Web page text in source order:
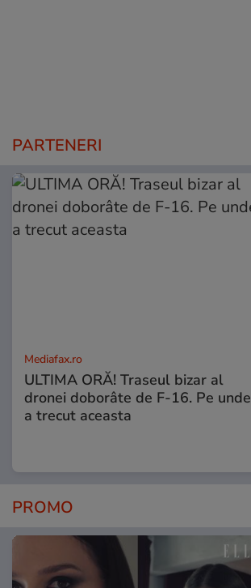
PARTENERI
Mediafax.ro
ULTIMA ORĂ! Traseul bizar al
dronei doborâte de F-16. Pe unde
a trecut aceasta
PROMO